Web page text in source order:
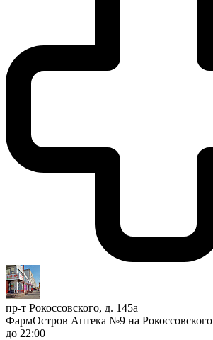
пр-т Рокоссовского, д. 145а
ФармОстров Аптека №9 на Рокоссовского
до 22:00